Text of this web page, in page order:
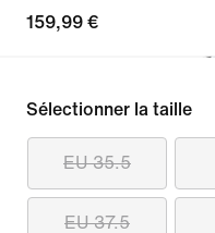
159,99 €
Sélectionner la taille
EU 35.5
EU 37.5